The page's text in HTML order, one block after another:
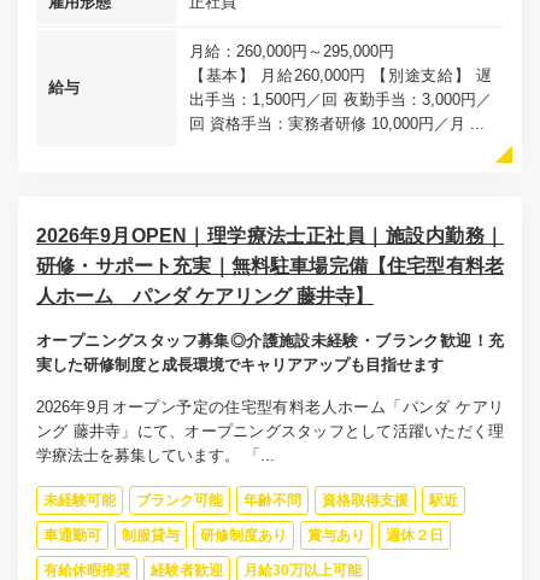
給与
月給：260,000円～295,000円
【基本】 月給260,000円 【別途支給】 遅
出手当：1,500円／回 夜勤手当：3,000円／
回 資格手当：実務者研修 10,000円／月 ...
2026年9月OPEN｜理学療法士正社員｜施設内勤務｜
研修・サポート充実｜無料駐車場完備【住宅型有料老
人ホーム パンダ ケアリング 藤井寺】
オープニングスタッフ募集◎介護施設未経験・ブランク歓迎！充
実した研修制度と成長環境でキャリアアップも目指せます
2026年9月オープン予定の住宅型有料老人ホーム「パンダ ケアリ
ング 藤井寺」にて、オープニングスタッフとして活躍いただく理
学療法士を募集しています。 「...
未経験可能 ブランク可能 年齢不問 資格取得支援 駅近
車通勤可 制服貸与 研修制度あり 賞与あり 週休２日
有給休暇推奨 経験者歓迎 月給30万以上可能